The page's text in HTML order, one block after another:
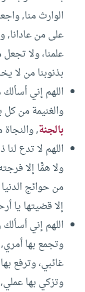
الوارث منا,
على من عادانا,
علمنا، ولا
بذنوبنا من لا
اللهم إني
والغنيمة من
بالجنة, والنجاة
اللهم لا تدع لنا
ولا همًّا إلا
من حوائج
إلا قضيتها يا
اللهم إني
وتجمع بها
غائبي، وترفع
وتزكي بها